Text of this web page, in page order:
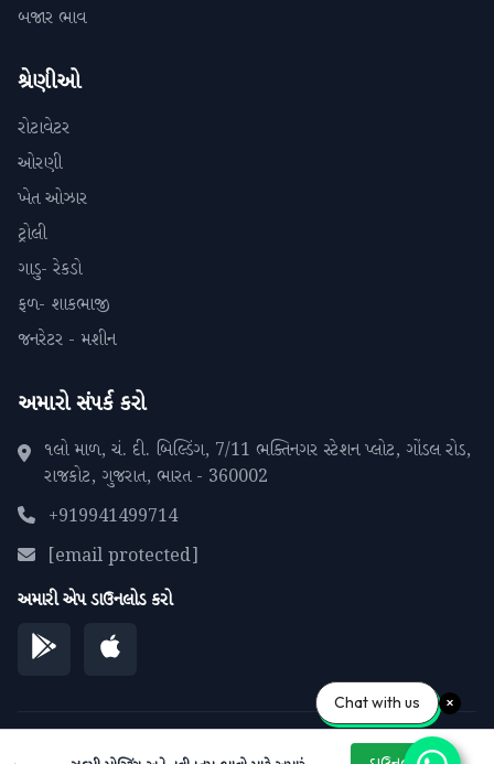
બજાર ભાવ
શ્રેણીઓ
રોટાવેટર
ઓરણી
ખેત ઓઝાર
ટ્રોલી
ગાડુ- રેકડો
ફળ- શાકભાજી
જનરેટર - મશીન
અમારો સંપર્ક કરો
૧લો માળ, ચં. દી. બિલ્ડિંગ, 7/11 ભક્તિનગર સ્ટેશન પ્લોટ, ગોંડલ રોડ,
રાજકોટ, ગુજરાત, ભારત - 360002
+919941499714
[email protected]
અમારી એપ ડાઉનલોડ કરો
© 2026 પીપળાના પાને. બધા અધિકારો સુરક્ષિત.
Chat with us